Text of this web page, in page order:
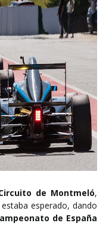
de Montmeló,
esperado, dando
de España